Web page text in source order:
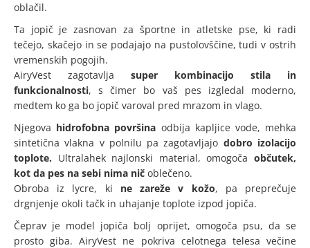
oblačil.
Ta jopič je zasnovan za športne in atletske pse, ki radi
tečejo, skačejo in se podajajo na pustolovščine, tudi v ostrih
vremenskih pogojih.
AiryVest zagotavlja super kombinacijo stila in
funkcionalnosti, s čimer bo vaš pes izgledal moderno,
medtem ko ga bo jopič varoval pred mrazom in vlago.
Njegova hidrofobna površina odbija kapljice vode, mehka
sintetična vlakna v polnilu pa zagotavljajo dobro izolacijo
toplote. Ultralahek najlonski material, omogočaobčutek,
kot da pes na sebi nima nič oblečeno.
Obroba iz lycre, ki ne zareže v kožo, pa preprečuje
drgnjenje okoli tačk in uhajanje toplote izpod jopiča.
Čeprav je model jopiča bolj oprijet, omogoča psu, da se
prosto giba. AiryVest ne pokriva celotnega telesa večine